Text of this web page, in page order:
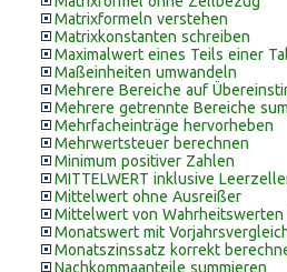
Matrixformeln verstehen
Matrixkonstanten schreiben
Maximalwert eines Teils einer
Maßeinheiten umwandeln
Mehrere Bereiche auf
Mehrere getrennte Bereiche
Mehrfacheinträge hervorheben
Mehrwertsteuer berechnen
Minimum positiver Zahlen
MITTELWERT inklusive
Mittelwert ohne Ausreißer
Mittelwert von Wahrheitswerten
Monatswert mit
Monatszinssatz korrekt
Nachkommaanteile summieren